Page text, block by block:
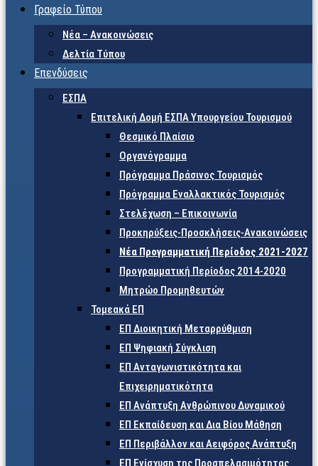
Γραφείο Τύπου
Νέα – Ανακοινώσεις
Δελτία Τύπου
Επενδύσεις
ΕΣΠΑ
Επιτελική Δομή ΕΣΠΑ Υπουργείου Τουρισμού
Θεσμικό Πλαίσιο
Οργανόγραμμα
Πρόγραμμα Πράσινος Τουρισμός
Πρόγραμμα Εναλλακτικός Τουρισμός
Στελέχωση – Επικοινωνία
Προκηρύξεις-Προσκλήσεις-Ανακοινώσεις
Νέα Προγραμματική Περίοδος 2021-2027
Προγραμματική Περίοδος 2014-2020
Μητρώο Προμηθευτών
Τομεακά ΕΠ
ΕΠ Διοικητική Μεταρρύθμιση
ΕΠ Ψηφιακή Σύγκλιση
ΕΠ Ανταγωνιστικότητα και
Επιχειρηματικότητα
ΕΠ Ανάπτυξη Ανθρώπινου Δυναμικού
ΕΠ Εκπαίδευση και Δια Βίου Μάθηση
ΕΠ Περιβάλλον και Αειφόρος Ανάπτυξη
ΕΠ Ενίσχυση της Προσπελασιμότητας